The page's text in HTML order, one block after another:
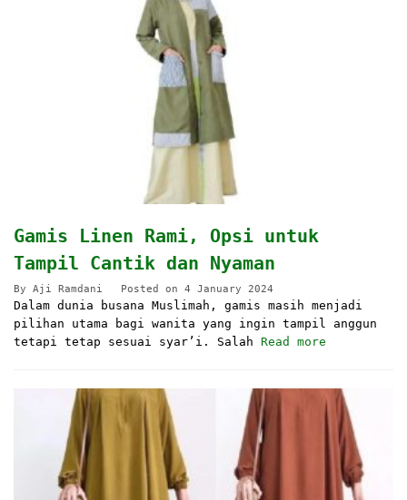
Gamis Linen Rami, Opsi untuk
Tampil Cantik dan Nyaman
By Aji Ramdani Posted on 4 January 2024
Dalam dunia busana Muslimah, gamis masih menjadi
pilihan utama bagi wanita yang ingin tampil anggun
tetapi tetap sesuai syar’i. Salah Read more